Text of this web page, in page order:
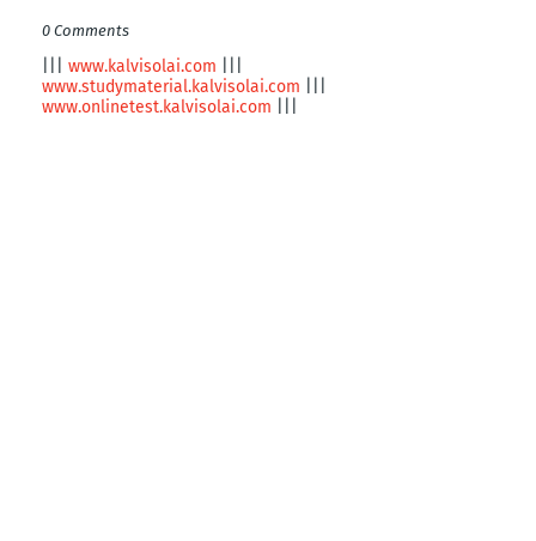
0 Comments
www.kalvisolai.com
www.studymaterial.kalvisolai.com
www.onlinetest.kalvisolai.com